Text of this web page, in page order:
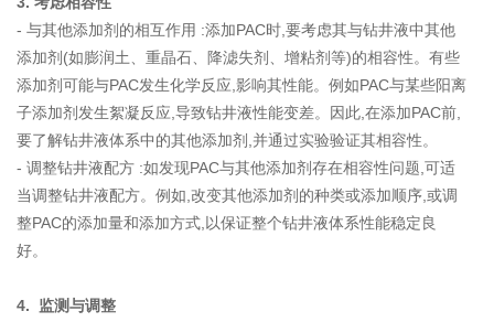
- 与其他添加剂的相互作用 :添加PAC时,要考虑其与钻井液中其他
添加剂(如膨润土、重晶石、降滤失剂、增粘剂等)的相容性。有些
添加剂可能与PAC发生化学反应,影响其性能。例如PAC与某些阳离
子添加剂发生絮凝反应,导致钻井液性能变差。因此,在添加PAC前,
要了解钻井液体系中的其他添加剂,并通过实验验证其相容性。
- 调整钻井液配方 :如发现PAC与其他添加剂存在相容性问题,可适
当调整钻井液配方。例如,改变其他添加剂的种类或添加顺序,或调
整PAC的添加量和添加方式,以保证整个钻井液体系性能稳定良
好。
4. 监测与调整